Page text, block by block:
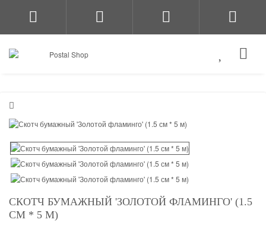
СКОТЧ БУМАЖНЫЙ 'ЗОЛОТОЙ ФЛАМИНГО' (1.5
СМ * 5 М)